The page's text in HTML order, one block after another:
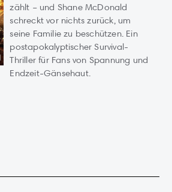
zählt – und Shane McDonald
schreckt vor nichts zurück, um
seine Familie zu beschützen. Ein
postapokalyptischer Survival-
Thriller für Fans von Spannung und
Endzeit-Gänsehaut.